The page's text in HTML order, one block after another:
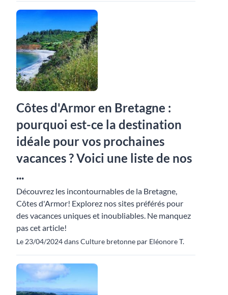
Côtes d'Armor en Bretagne :
pourquoi est-ce la destination
idéale pour vos prochaines
vacances ? Voici une liste de nos
...
Découvrez les incontournables de la Bretagne,
Côtes d'Armor! Explorez nos sites préférés pour
des vacances uniques et inoubliables. Ne manquez
pas cet article!
Le 23/04/2024 dans Culture bretonne par Eléonore T.